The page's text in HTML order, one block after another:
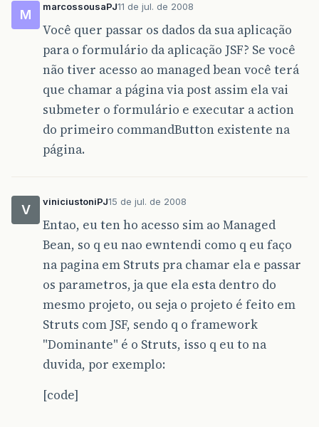
M
marcossousaPJ11 de jul. de 2008
Você quer passar os dados da sua aplicação
para o formulário da aplicação JSF? Se você
não tiver acesso ao managed bean você terá
que chamar a página via post assim ela vai
submeter o formulário e executar a action
do primeiro commandButton existente na
página.
V
viniciustoniPJ15 de jul. de 2008
Entao, eu ten ho acesso sim ao Managed
Bean, so q eu nao ewntendi como q eu faço
na pagina em Struts pra chamar ela e passar
os parametros, ja que ela esta dentro do
mesmo projeto, ou seja o projeto é feito em
Struts com JSF, sendo q o framework
"Dominante" é o Struts, isso q eu to na
duvida, por exemplo:
[code]